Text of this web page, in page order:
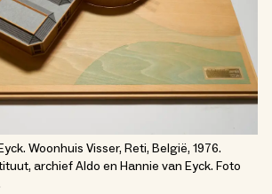
Woonhuis Visser, Reti, België, 1976.
archief Aldo en Hannie van Eyck. Foto